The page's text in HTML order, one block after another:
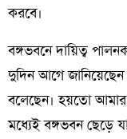
করবে।
বঙ্গভবনে দায়িত্ব
দুদিন আগে
বলেছেন। হয়তো
মধ্যেই বঙ্গভবন ছেড়ে